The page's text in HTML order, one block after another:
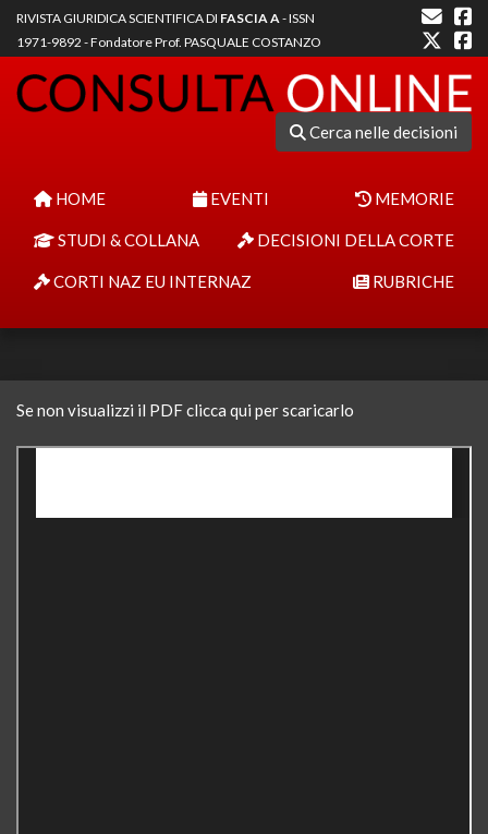
RIVISTA GIURIDICA SCIENTIFICA DI FASCIA A- ISSN
1971-9892 - Fondatore Prof. PASQUALE COSTANZO
Cerca nelle decisioni
HOME EVENTI MEMORIE
STUDI & COLLANA DECISIONI DELLA CORTE
CORTI NAZ EU INTERNAZ RUBRICHE
Se non visualizzi il PDF clicca qui per scaricarlo